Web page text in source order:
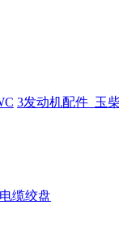
3发动机配件_玉
缆绞盘